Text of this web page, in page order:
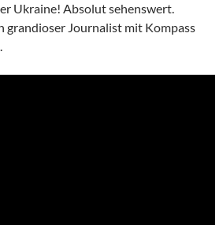
Ukraine! Absolut sehenswert.
grandioser Journalist mit Kompass